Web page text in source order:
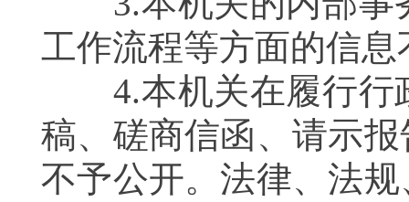
工作流程等方面的信息
4.本机关在履行行
稿、磋商信函、请示
不予公开。法律、法